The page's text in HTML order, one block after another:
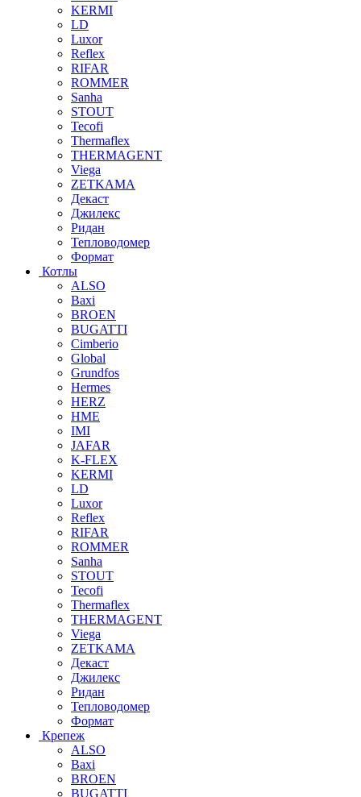
KERMI
LD
Luxor
Reflex
RIFAR
ROMMER
Sanha
STOUT
Tecofi
Thermaflex
THERMAGENT
Viega
ZETKAMA
Декаст
Джилекс
Ридан
Тепловодомер
Формат
Котлы
ALSO
Baxi
BROEN
BUGATTI
Cimberio
Global
Grundfos
Hermes
HERZ
HME
IMI
JAFAR
K-FLEX
KERMI
LD
Luxor
Reflex
RIFAR
ROMMER
Sanha
STOUT
Tecofi
Thermaflex
THERMAGENT
Viega
ZETKAMA
Декаст
Джилекс
Ридан
Тепловодомер
Формат
Крепеж
ALSO
Baxi
BROEN
BUGATTI